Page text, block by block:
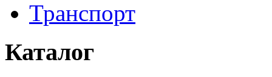
Транспорт
Каталог